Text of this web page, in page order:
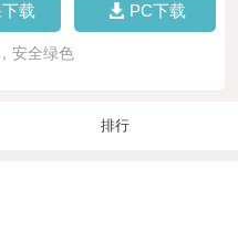
载 PC下载
安全绿色
排行